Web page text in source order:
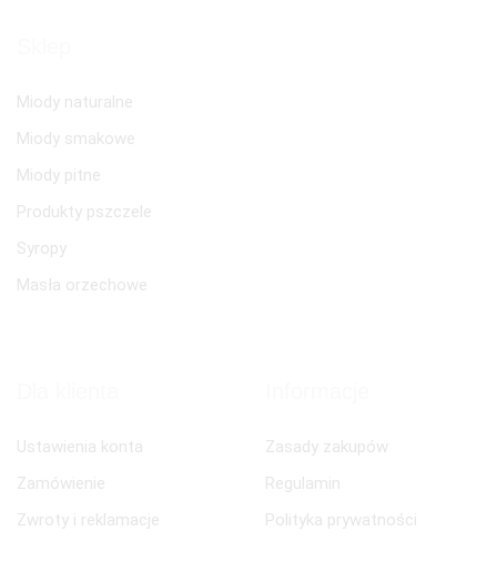
Miody naturalne
Miody smakowe
Miody pitne
Produkty pszczele
Syropy
Masła orzechowe
Ustawienia konta
Zamówienie
Zwroty i reklamacje
Zasady zakupów
Regulamin
Polityka prywatności